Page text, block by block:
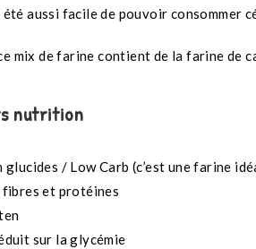
été aussi facile de pouvoir consommer
mix de farine contient de la farine de
nutrition
glucides / Low Carb (c’est une farine
fibres et protéines
sur la glycémie